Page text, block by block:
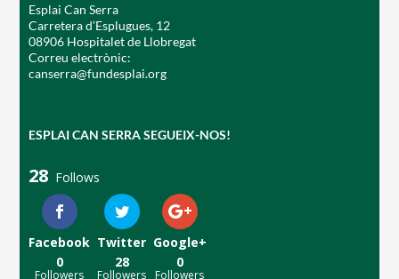
Esplai Can Serra
Carretera d’Esplugues, 12
08906 Hospitalet de Llobregat
Correu electrònic:
canserra@fundesplai.org
ESPLAI CAN SERRA SEGUEIX-NOS!
28 Follows
Facebook
0
Followers
Twitter
28
Followers
Google+
0
Followers